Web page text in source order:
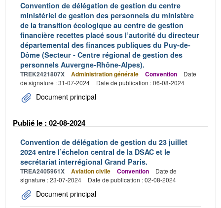
Convention de délégation de gestion du centre
ministériel de gestion des personnels du ministère
de la transition écologique au centre de gestion
financière recettes placé sous l’autorité du directeur
départemental des finances publiques du Puy-de-
Dôme (Secteur - Centre régional de gestion des
personnels Auvergne-Rhône-Alpes).
TREK2421807X Administration générale Convention
Date
de signature : 31-07-2024
Date de publication : 06-08-2024
Document principal
Publié le : 02-08-2024
Convention de délégation de gestion du 23 juillet
2024 entre l’échelon central de la DSAC et le
secrétariat interrégional Grand Paris.
TREA2405961X Aviation civile Convention
Date de
signature : 23-07-2024
Date de publication : 02-08-2024
Document principal